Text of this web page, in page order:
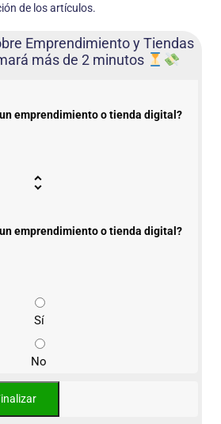
de los artículos.
Emprendimiento y Tiendas
más de 2 minutos
emprendimiento o tienda digital?
emprendimiento o tienda digital?
Sí
No